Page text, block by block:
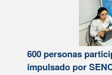
600 personas
impulsado por